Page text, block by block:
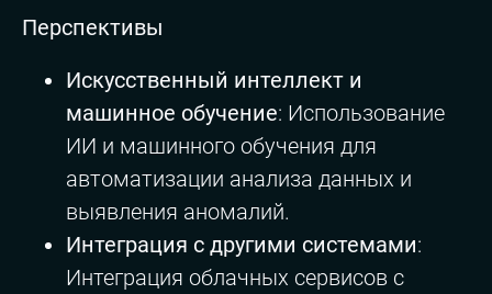
Перспективы
Искусственный интеллект и
машинное обучение: Использование
ИИ и машинного обучения для
автоматизации анализа данных и
выявления аномалий.
Интеграция с другими системами:
Интеграция облачных сервисов с